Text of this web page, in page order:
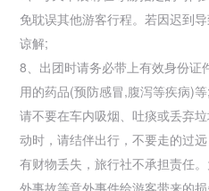
免耽误其他游客行程。若因迟到
谅解;
8、出团时请务必带上有效身份证
用的药品(预防感冒,腹泻等疾病)
请不要在车内吸烟、吐痰或丢弃
动时，请结伴出行，不要走的过
有财物丢失，旅行社不承担责任
外事故等意外事件给游客带来的